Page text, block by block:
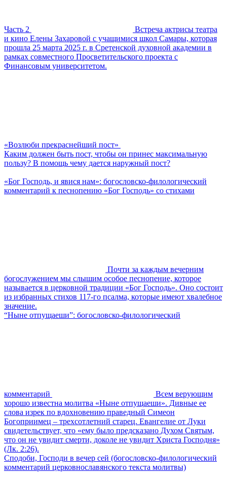
Часть 2
Встреча актрисы театра
и кино Елены Захаровой с учащимися школ Самары, которая
прошла 25 марта 2025 г. в Сретенской духовной академии в
рамках совместного Просветительского проекта с
Финансовым университетом.
«Возлюби прекраснейший пост»
Каким должен быть пост, чтобы он принес максимальную
пользу? В помощь чему дается наружный пост?
«Бог Господь, и явися нам»: богословско-филологический
комментарий к песнопению «Бог Господь» со стихами
Почти за каждым вечерним
богослужением мы слышим особое песнопение, которое
называется в церковной традиции «Бог Господь». Оно состоит
из избранных стихов 117-го псалма, которые имеют хвалебное
значение.
“Ныне отпущаеши”: богословско-филологический
комментарий
Всем верующим
хорошо известна молитва «Ныне отпущаеши». Дивные ее
слова изрек по вдохновению праведный Симеон
Богоприимец – трехсотлетний старец. Евангелие от Луки
свидетельствует, что «ему было предсказано Духом Святым,
что он не увидит смерти, доколе не увидит Христа Господня»
(Лк. 2:26).
Сподоби, Господи в вечер сей (богословско-филологический
комментарий церковнославянского текста молитвы)